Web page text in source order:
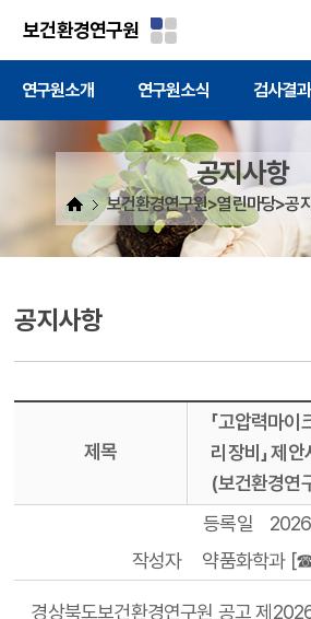
보건환경연구원
연구원소개 연구원소식 검사결과
공지사항
보건환경연구원>열린마당>공
공지사항
제목
「고압력마
리장비」 제
(보건환경연
등록일
작성자
약품화학과
경상북도보건환경연구원 공고 제